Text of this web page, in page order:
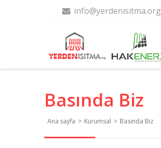
info@yerdenisitma.org
Basında Biz
Ana sayfa > Kurumsal > Basında Biz